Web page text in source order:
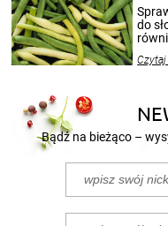
do
Bądź na bieżąco –